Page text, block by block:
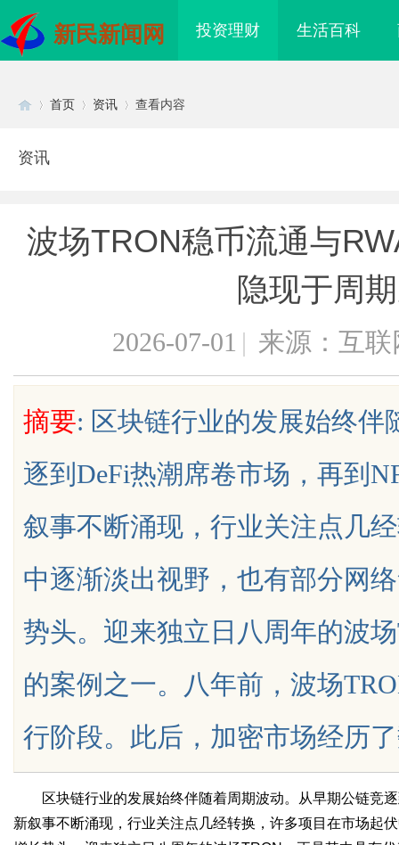
新民新闻网 投资理财 生活百科
uz
首页 资讯 查看内容
资讯
波场TRON稳币流通与
隐现于周
2026-07-01 | 来源：互联
摘要: 区块链行业的发展始终伴
逐到DeFi热潮席卷市场，再到
叙事不断涌现，行业关注点几
中逐渐淡出视野，也有部分网
势头。迎来独立日八周年的波
的案例之一。八年前，波场
行阶段。此后，加密市场经历
区块链行业的发展始终伴随着周期波动。从早期公链竞
新叙事不断涌现，行业关注点几经转换，许多项目在市场起
项 花钱，ai却天天给他免费派单